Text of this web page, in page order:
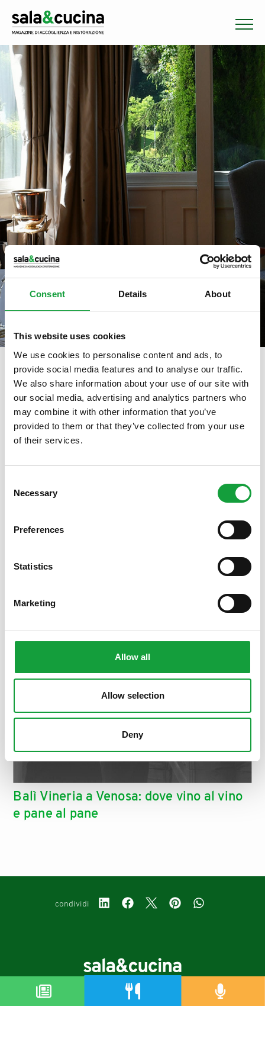
Consent Details About
This website uses cookies
We use cookies to personalise content and ads, to
provide social media features and to analyse our traffic.
We also share information about your use of our site with
our social media, advertising and analytics partners who
may combine it with other information that you’ve
provided to them or that they’ve collected from your use
of their services.
Selection
Necessary
Preferences
Statistics
Marketing
Allow all
Allow selection
Deny
tag directory > alessandro ditommaso
Alessandro Ditommaso
Balì Vineria a Venosa: dove vino al vino
e pane al pane
condividi
Copyright © 2019-2026
ISCRIVITI ALLA NEWSLETTER
Resta aggiornato su tutte le ultime novita nel campo